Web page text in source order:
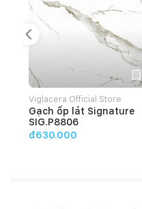
Viglacera Official Store
Gạch ốp lát Signature
SIG.P8806
đ630.000